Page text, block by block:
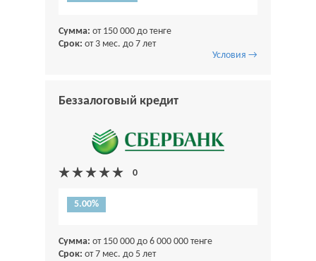
Сумма: от 150 000 до тенге
Срок: от 3 мес. до 7 лет
Условия →
Беззалоговый кредит
5.00%
Сумма: от 150 000 до 6 000 000 тенге
Срок: от 7 мес. до 5 лет